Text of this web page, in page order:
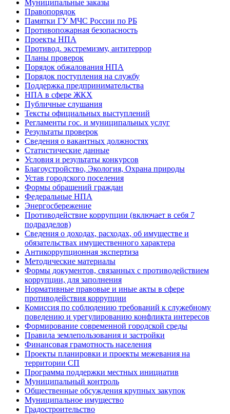
Муниципальные заказы
Правопорядок
Памятки ГУ МЧС России по РБ
Противопожарная безопасность
Проекты НПА
Противод. экстремизму, антитеррор
Планы проверок
Порядок обжалования НПА
Порядок поступления на службу
Поддержка предпринимательства
НПА в сфере ЖКХ
Публичные слушания
Тексты официальных выступлений
Регламенты гос. и муниципальных услуг
Результаты проверок
Сведения о вакантных должностях
Статистические данные
Условия и результаты конкурсов
Благоустройство, Экология, Охрана природы
Устав городского поселения
Формы обращений граждан
Федеральные НПА
Энергосбережение
Противодействие коррупции (включает в себя 7
подразделов)
Сведения о доходах, расходах, об имуществе и
обязательствах имущественного характера
Антикоррупционная экспертиза
Методические материалы
Формы документов, связанных с противодействием
коррупции, для заполнения
Нормативные правовые и иные акты в сфере
противодействия коррупции
Комиссия по соблюдению требований к служебному
поведению и урегулированию конфликта интересов
Формирование современной городской среды
Правила землепользования и застройки
Финансовая грамотность населения
Проекты планировки и проекты межевания на
территории СП
Программа поддержки местных инициатив
Муниципальный контроль
Общественные обсуждения крупных закупок
Муниципальное имущество
Градостроительство